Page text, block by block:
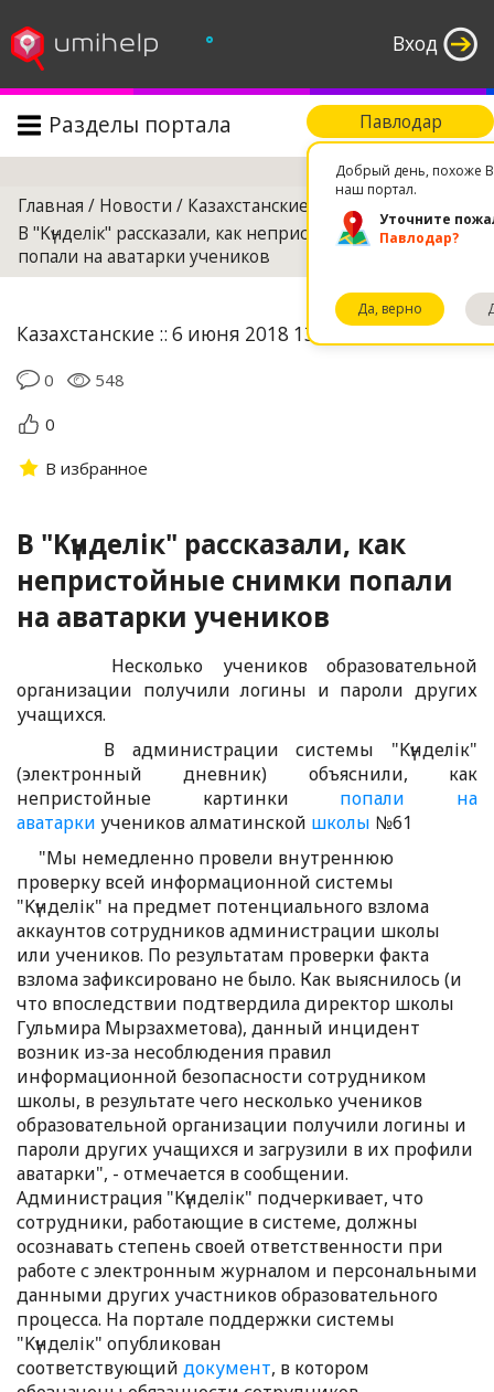
Вход
°
Павлодар
Добрый день, похоже
наш портал.
Уточните
Павлодар?
Да, верно
Разделы портала Поиск
Главная / Новости / Казахстанские
В "Kүнделік" рассказали, как непристойные снимки
попали на аватарки учеников
Казахстанские :: 6 июня 2018 13:42
0
548
0
В избранное
В "Kүнделік" рассказали, как
непристойные снимки попали
на аватарки учеников
Несколько учеников образовательной
организации получили логины и пароли других
учащихся.
В администрации системы "Kүнделік"
(электронный дневник) объяснили, как
непристойные картинки попали на
аватарки учеников алматинской школы №61
"Мы немедленно провели внутреннюю
проверку всей информационной системы
"Kүнделік" на предмет потенциального взлома
аккаунтов сотрудников администрации школы
или учеников. По результатам проверки факта
взлома зафиксировано не было. Как выяснилось (и
что впоследствии подтвердила директор школы
Гульмира Мырзахметова), данный инцидент
возник из-за несоблюдения правил
информационной безопасности сотрудником
школы, в результате чего несколько учеников
образовательной организации получили логины и
пароли других учащихся и загрузили в их профили
аватарки", - отмечается в сообщении.
Администрация "Kүнделік" подчеркивает, что
сотрудники, работающие в системе, должны
осознавать степень своей ответственности при
работе с электронным журналом и персональными
данными других участников образовательного
процесса. На портале поддержки системы
"Kүнделік" опубликован
соответствующий документ, в котором